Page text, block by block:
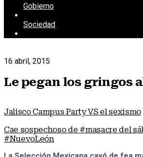
Gobierno
Sociedad
16 abril, 2015
Le pegan los gringos
Jalisco Campus Party VS el sexismo
Cae sospechoso de #masacre del
#NuevoLeón